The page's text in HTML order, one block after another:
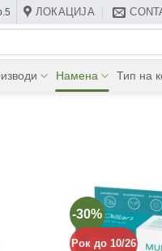
ЛОКАЦИЈА
Намена Тип на
-30%
Рок до 10/26